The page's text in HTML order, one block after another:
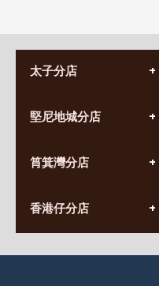
太子分店
營業時間:
九龍太子太子道西141號
堅尼地城分店
營業時間:
香港堅尼地城卑路乍街
(堅尼地城地鐵站B出口)
筲箕灣分店
營業時間:
(10:00am-20:30pm)
香港仔分店
營業時間: